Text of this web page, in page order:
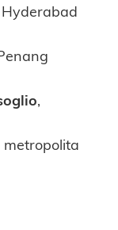
,
metropolita